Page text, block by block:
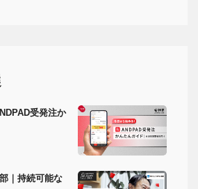
受発注か
｜持続可能な